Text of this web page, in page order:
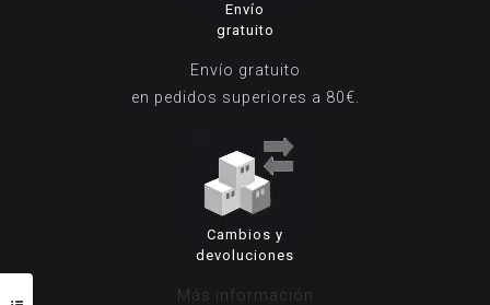
Envío
gratuito
Envío gratuito
en pedidos superiores a 80€.
Cambios y
devoluciones
Más información